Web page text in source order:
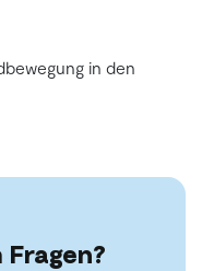
in den